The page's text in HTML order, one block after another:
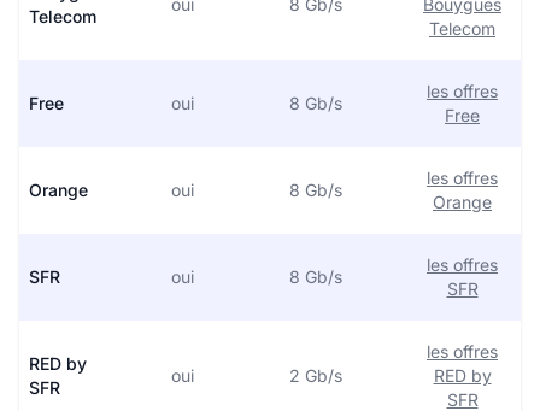
Telecom
oui 8 Gb/s
Bouygues
Telecom
Free oui 8 Gb/s
les offres
Free
Orange oui 8 Gb/s
les offres
Orange
SFR oui 8 Gb/s
les offres
SFR
RED by
SFR
oui 2 Gb/s
les offres
RED by
SFR